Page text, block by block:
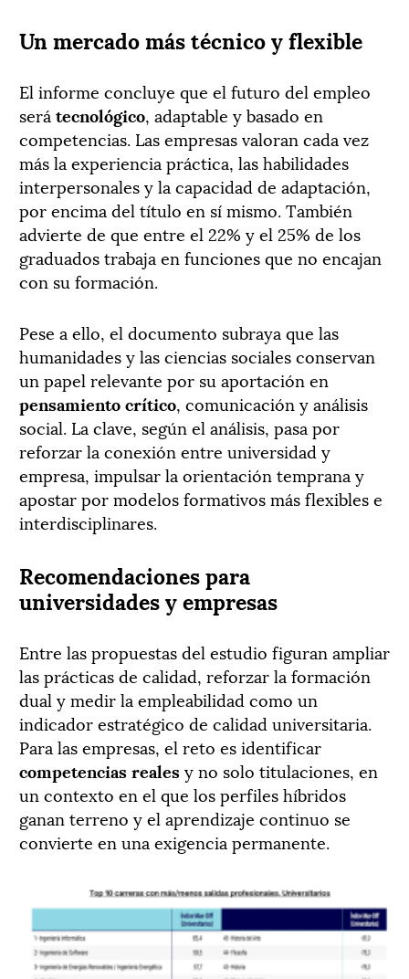
Un mercado más técnico y flexible
El informe concluye que el futuro del empleo
será tecnológico, adaptable y basado en
competencias. Las empresas valoran cada vez
más la experiencia práctica, las habilidades
interpersonales y la capacidad de adaptación,
por encima del título en sí mismo. También
advierte de que entre el 22% y el 25% de los
graduados trabaja en funciones que no encajan
con su formación.
Pese a ello, el documento subraya que las
humanidades y las ciencias sociales conservan
un papel relevante por su aportación en
pensamiento crítico, comunicación y análisis
social. La clave, según el análisis, pasa por
reforzar la conexión entre universidad y
empresa, impulsar la orientación temprana y
apostar por modelos formativos más flexibles e
interdisciplinares.
Recomendaciones para
universidades y empresas
Entre las propuestas del estudio figuran ampliar
las prácticas de calidad, reforzar la formación
dual y medir la empleabilidad como un
indicador estratégico de calidad universitaria.
Para las empresas, el reto es identificar
competencias realesy no solo titulaciones, en
un contexto en el que los perfiles híbridos
ganan terreno y el aprendizaje continuo se
convierte en una exigencia permanente.